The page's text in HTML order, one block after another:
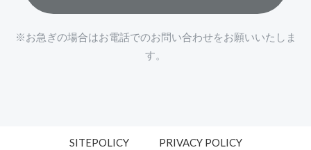
※お急ぎの場合はお電話でのお問い合わせをお願いいたしま
す。
SITEPOLICY PRIVACY POLICY